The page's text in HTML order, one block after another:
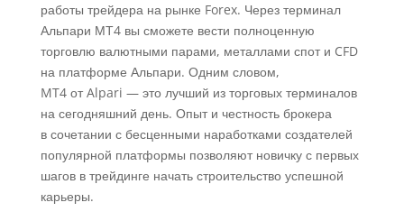
работы трейдера на рынке Forex. Через терминал
Альпари МТ4 вы сможете вести полноценную
торговлю валютными парами, металлами спот и CFD
на платформе Альпари. Одним словом,
MT4 от Alpari — это лучший из торговых терминалов
на сегодняшний день. Опыт и честность брокера
в сочетании с бесценными наработками создателей
популярной платформы позволяют новичку с первых
шагов в трейдинге начать строительство успешной
карьеры.